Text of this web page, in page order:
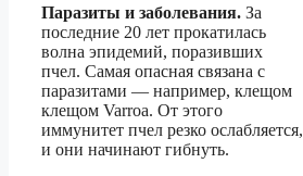
Паразиты и заболевания. За
последние 20 лет прокатилась
волна эпидемий, поразивших
пчел. Самая опасная связана с
паразитами — например, клещом
клещом Varroa. От этого
иммунитет пчел резко ослабляется,
и они начинают гибнуть.